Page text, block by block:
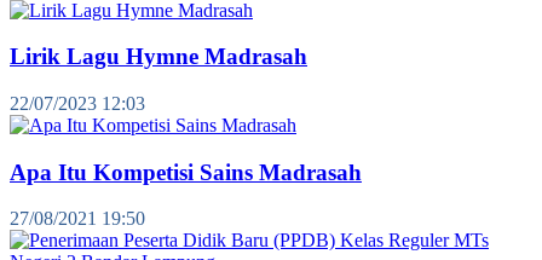
Lirik Lagu Hymne Madrasah
22/07/2023 12:03
Apa Itu Kompetisi Sains Madrasah
27/08/2021 19:50